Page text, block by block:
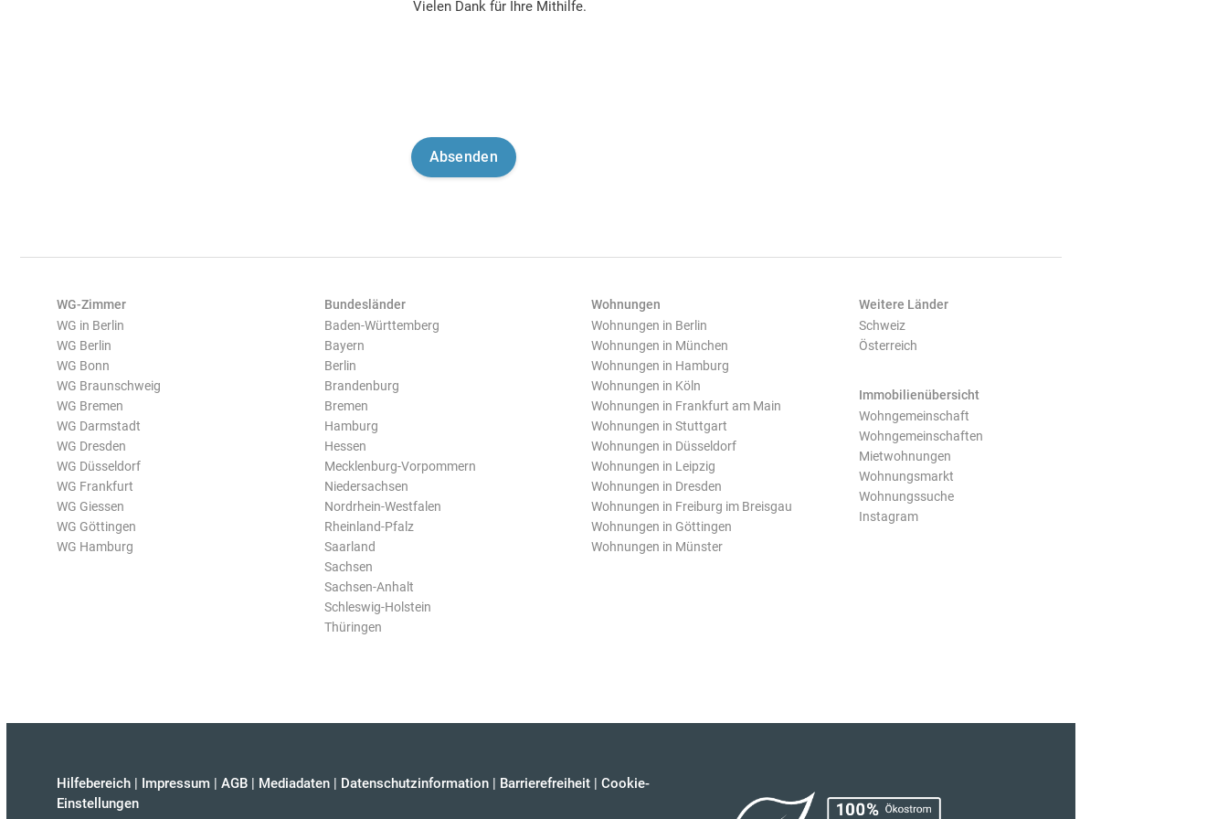
Vielen Dank für Ihre Mithilfe.
WG-Zimmer
WG in Berlin
WG Berlin
WG Bonn
WG Braunschweig
WG Bremen
WG Darmstadt
WG Dresden
WG Düsseldorf
WG Frankfurt
WG Giessen
WG Göttingen
WG Hamburg
Bundesländer
Baden-Württemberg
Bayern
Berlin
Brandenburg
Bremen
Hamburg
Hessen
Mecklenburg-Vorpommern
Niedersachsen
Nordrhein-Westfalen
Rheinland-Pfalz
Saarland
Sachsen
Sachsen-Anhalt
Schleswig-Holstein
Thüringen
Wohnungen
Wohnungen in Berlin
Wohnungen in München
Wohnungen in Hamburg
Wohnungen in Köln
Wohnungen in Frankfurt am Main
Wohnungen in Stuttgart
Wohnungen in Düsseldorf
Wohnungen in Leipzig
Wohnungen in Dresden
Wohnungen in Freiburg im Breisgau
Wohnungen in Göttingen
Wohnungen in Münster
Weitere Länder
Schweiz
Österreich
Immobilienübersicht
Wohngemeinschaft
Wohngemeinschaften
Mietwohnungen
Wohnungsmarkt
Wohnungssuche
Instagram
Hilfebereich | Impressum | AGB | Mediadaten | Datenschutzinformation | Barrierefreiheit | Cookie-
Einstellungen